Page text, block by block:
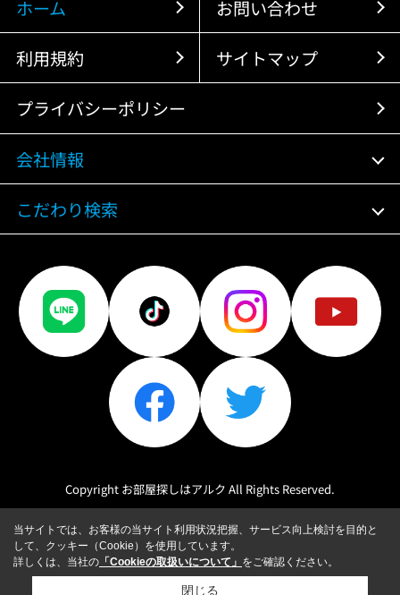
ホーム お問い合わせ
利用規約 サイトマップ
プライバシーポリシー
会社情報
こだわり検索
Copyright お部屋探しはアルク All Rights Reserved.
当サイトでは、お客様の当サイト利用状況把握、サービス向上検討を目的と
して、クッキー（Cookie）を使用しています。
詳しくは、当社の 「Cookieの取扱いについて」 をご確認ください。
閉じる